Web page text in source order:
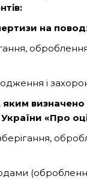
на
і
«Про